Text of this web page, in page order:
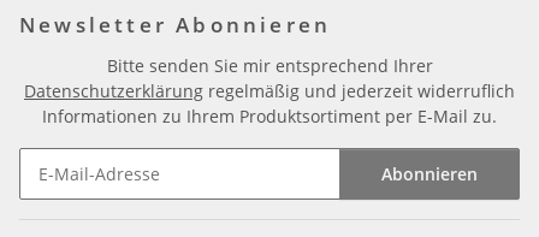
Newsletter Abonnieren
Bitte senden Sie mir entsprechend Ihrer
Datenschutzerklärung regelmäßig und jederzeit widerruflich
Informationen zu Ihrem Produktsortiment per E-Mail zu.
Abonnieren